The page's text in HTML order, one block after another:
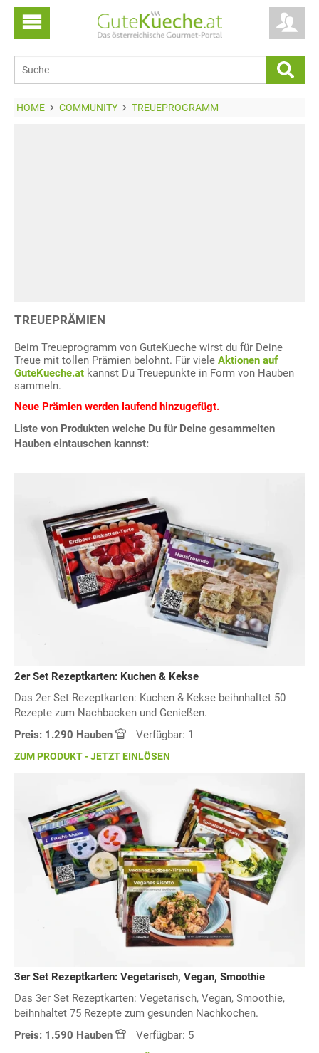
HOME COMMUNITY TREUEPROGRAMM
TREUEPRÄMIEN
Beim Treueprogramm von GuteKueche wirst du für Deine
Treue mit tollen Prämien belohnt. Für viele Aktionen auf
GuteKueche.at kannst Du Treuepunkte in Form von Hauben
sammeln.
Neue Prämien werden laufend hinzugefügt.
Liste von Produkten welche Du für Deine gesammelten
Hauben eintauschen kannst:
2er Set Rezeptkarten: Kuchen & Kekse
Das 2er Set Rezeptkarten: Kuchen & Kekse beihnhaltet 50
Rezepte zum Nachbacken und Genießen.
Preis: 1.290 Hauben
Verfügbar: 1
ZUM PRODUKT - JETZT EINLÖSEN
3er Set Rezeptkarten: Vegetarisch, Vegan, Smoothie
Das 3er Set Rezeptkarten: Vegetarisch, Vegan, Smoothie,
beihnhaltet 75 Rezepte zum gesunden Nachkochen.
Preis: 1.590 Hauben
Verfügbar: 5